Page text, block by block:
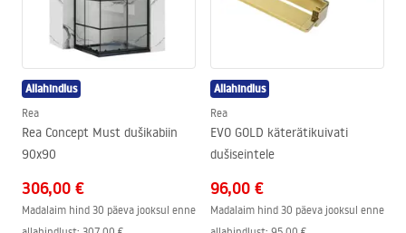
Allahindlus
Rea
Rea Concept Must dušikabiin
90x90
306,00 €
Madalaim hind 30 päeva jooksul enne
Allahindlus
Rea
EVO GOLD käterätikuivati ​​
dušiseintele
96,00 €
Madalaim hind 30 päeva jooksul enne